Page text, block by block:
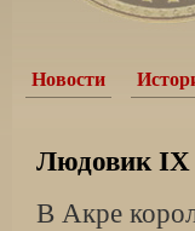
Новости
Людовик IX
В Акре